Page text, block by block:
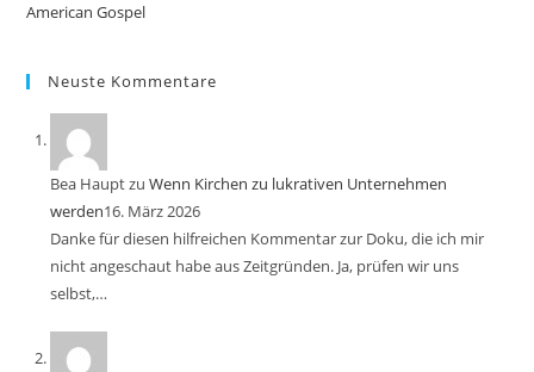
American Gospel
Neuste Kommentare
Bea HauptzuWenn Kirchen zu lukrativen Unternehmen
werden16. März 2026
Danke für diesen hilfreichen Kommentar zur Doku, die ich mir
nicht angeschaut habe aus Zeitgründen. Ja, prüfen wir uns
selbst,…